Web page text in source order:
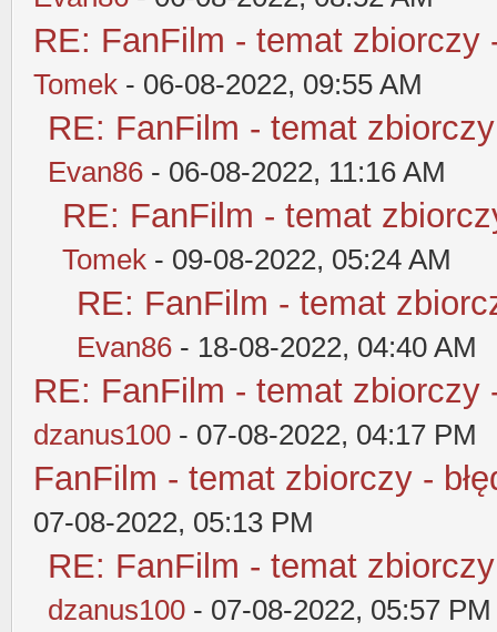
RE: FanFilm - temat zbiorczy
Tomek - 06-08-2022, 09:55 AM
RE: FanFilm - temat
Evan86 - 06-08-2022, 11:16 AM
RE: FanFilm - temat
Tomek - 09-08-2022, 05:24 AM
RE: FanFilm - temat
Evan86 - 18-08-2022, 04:40 AM
RE: FanFilm - temat zbiorczy
dzanus100 - 07-08-2022, 04:17 PM
FanFilm - temat zbiorczy -
07-08-2022, 05:13 PM
RE: FanFilm - temat
dzanus100 - 07-08-2022, 05:57 PM